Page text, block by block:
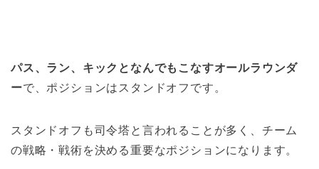
パス、ラン、キックとなんでもこなすオールラウンダ
ーで、ポジションはスタンドオフです。
スタンドオフも司令塔と言われることが多く、チーム
の戦略・戦術を決める重要なポジションになります。